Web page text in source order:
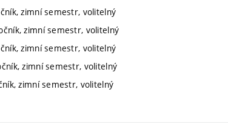
zimní semestr, volitelný
zimní semestr, volitelný
zimní semestr, volitelný
zimní semestr, volitelný
zimní semestr, volitelný